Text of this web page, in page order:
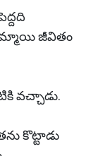
జీవితం
వచ్చాడు.
కొట్టాడు